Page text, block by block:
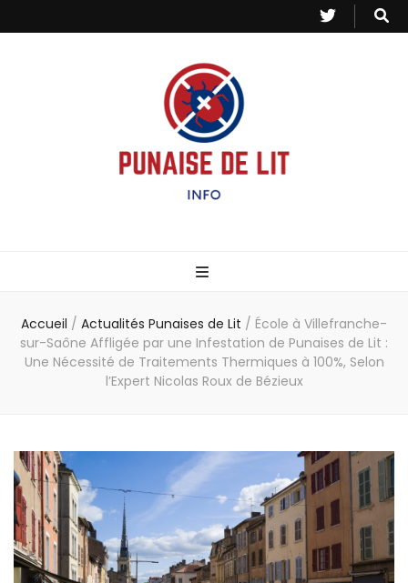
– Info
Accueil / Actualités Punaises de Lit / École à Villefranche-
sur-Saône Affligée par une Infestation de Punaises de Lit :
Une Nécessité de Traitements Thermiques à 100%, Selon
l’Expert Nicolas Roux de Bézieux